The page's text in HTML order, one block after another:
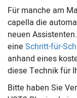
Für manche am
capella die
neuen
eine Schritt-für-
anhand eines
diese Technik für
Bitte haben Sie